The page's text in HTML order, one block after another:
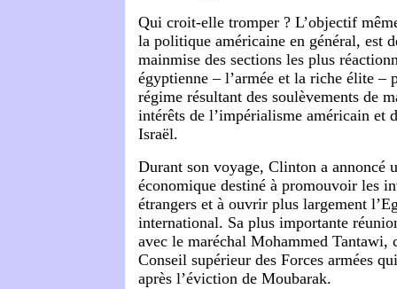
Qui croit-elle tromper ? L’objectif
la politique américaine en général, est
mainmise des sections les plus
égyptienne – l’armée et la riche élite –
régime résultant des soulèvements de
intérêts de l’impérialisme américain et
Israël.
Durant son voyage, Clinton a annoncé
économique destiné à promouvoir les
étrangers et à ouvrir plus largement
international. Sa plus importante
avec le maréchal Mohammed Tantawi,
Conseil supérieur des Forces armées
après l’éviction de Moubarak.